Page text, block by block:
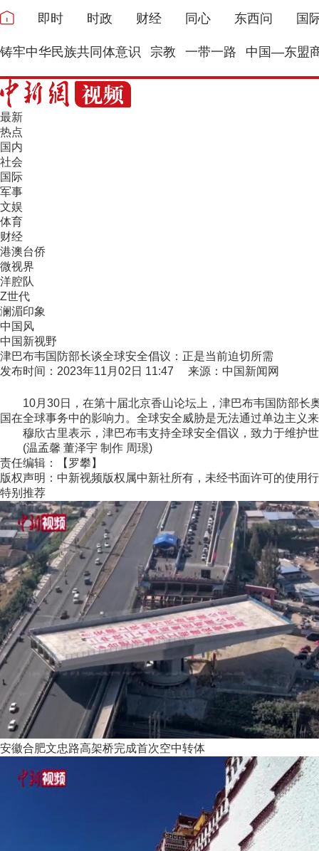
即时 时政 财经 同心 东西问 国
铸牢中华民族共同体意识 宗教 一带一路 中国—东盟
最新
热点
国内
社会
国际
军事
文娱
体育
财经
港澳台侨
微视界
洋腔队
Z世代
澜湄印象
中国风
中国新视野
津巴布韦国防部长谈全球安全倡议：正是当前迫切所需
发布时间：2023年11月02日 11:47 来源：中国新闻网
10月30日，在第十届北京香山论坛上，津巴布韦国防部长奥
国在全球事务中的影响力。全球安全威胁是无法通过单边主义
穆欣古里表示，津巴布韦支持全球安全倡议，致力于维护世
(温孟馨 董泽宇 制作 周璟)
责任编辑：【罗攀】
版权声明：中新视频版权属中新社所有，未经书面许可的使用
特别推荐
安徽合肥文忠路高架桥完成首次空中转体